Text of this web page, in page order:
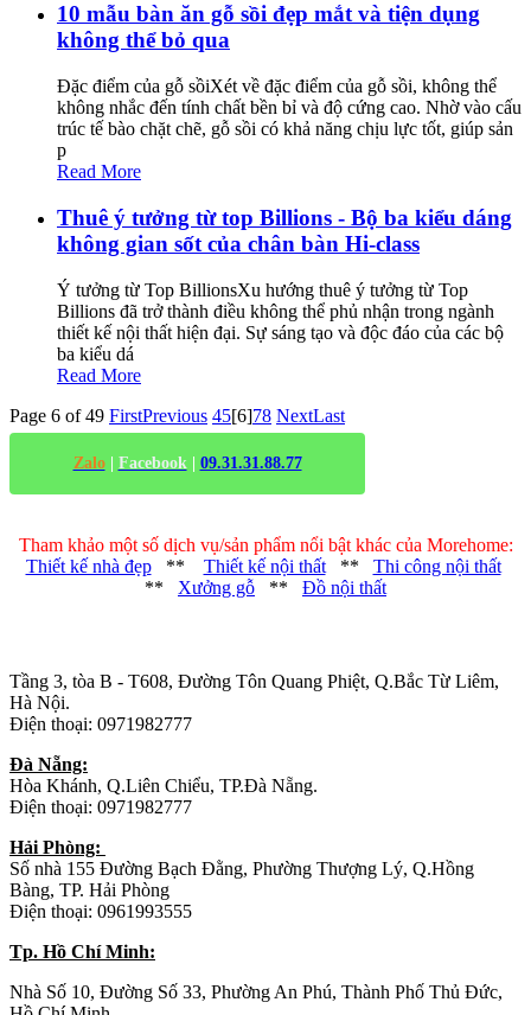
10 mẫu bàn ăn gỗ sồi đẹp mắt và tiện dụng
không thể bỏ qua
Đặc điểm của gỗ sồiXét về đặc điểm của gỗ sồi, không thể
không nhắc đến tính chất bền bỉ và độ cứng cao. Nhờ vào cấu
trúc tế bào chặt chẽ, gỗ sồi có khả năng chịu lực tốt, giúp sản
p
Read More
Thuê ý tưởng từ top Billions - Bộ ba kiểu dáng
không gian sốt của chân bàn Hi-class
Ý tưởng từ Top BillionsXu hướng thuê ý tưởng từ Top
Billions đã trở thành điều không thể phủ nhận trong ngành
thiết kế nội thất hiện đại. Sự sáng tạo và độc đáo của các bộ
ba kiểu dá
Read More
Page 6 of 49 FirstPrevious 45[6]78 NextLast
Zalo| Facebook | 09.31.31.88.77
Tham khảo một số dịch vụ/sản phẩm nổi bật khác của Morehome:
Thiết kế nhà đẹp** Thiết kế nội thất** Thi công nội thất
** Xưởng gỗ ** Đồ nội thất
Tầng 3, tòa B - T608, Đường Tôn Quang Phiệt, Q.Bắc Từ Liêm,
Hà Nội.
Điện thoại: 0971982777
Đà Nẵng:
Hòa Khánh, Q.Liên Chiểu, TP.Đà Nẵng.
Điện thoại: 0971982777
Hải Phòng:
Số nhà 155 Đường Bạch Đằng, Phường Thượng Lý, Q.Hồng
Bàng, TP. Hải Phòng
Điện thoại: 0961993555
Tp. Hồ Chí Minh:
Nhà Số 10, Đường Số 33, Phường An Phú, Thành Phố Thủ Đức,